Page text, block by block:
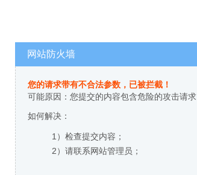
网站防火墙
您的请求带有不合法参数，已被拦截！
可能原因：您提交的内容包含危险的攻击请求
如何解决：
1）检查提交内容；
2）请联系网站管理员；